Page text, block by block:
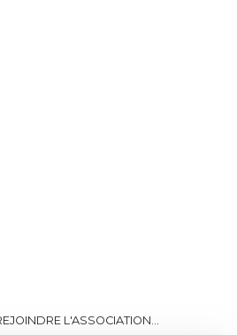
L'ASSOCIATION...